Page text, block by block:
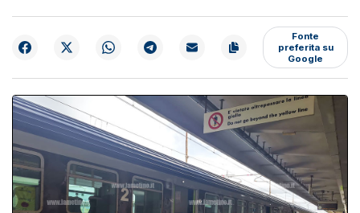
Fonte
preferita su
Google